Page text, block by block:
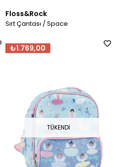
Floss&Rock
Sırt Çantası / Space
₺1.769,00
TÜKENDI